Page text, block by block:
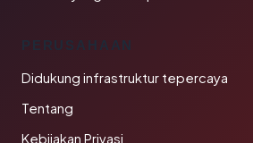
PERUSAHAAN
Didukung infrastruktur tepercaya
Tentang
Kebijakan Privasi